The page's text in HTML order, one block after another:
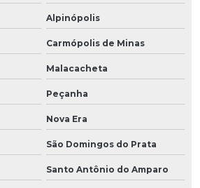
Alpinópolis
Carmópolis de Minas
Malacacheta
Peçanha
Nova Era
São Domingos do Prata
Santo Antônio do Amparo